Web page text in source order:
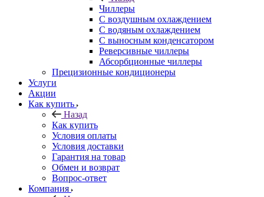
Чиллеры
С воздушным охлаждением
С водяным охлаждением
С выносным конденсатором
Реверсивные чиллеры
Абсорбционные чиллеры
Прецизионные кондиционеры
Услуги
Акции
Как купить
Назад
Как купить
Условия оплаты
Условия доставки
Гарантия на товар
Обмен и возврат
Вопрос-ответ
Компания